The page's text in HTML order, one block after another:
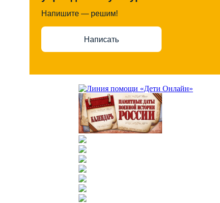
Напишите — решим!
Написать